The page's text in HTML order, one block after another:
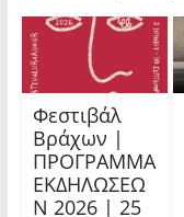
Φεστιβάλ
Βράχων |
ΠΡΟΓΡΑΜΜΑ
ΕΚΔΗΛΩΣΕΩ
Ν 2026 | 25